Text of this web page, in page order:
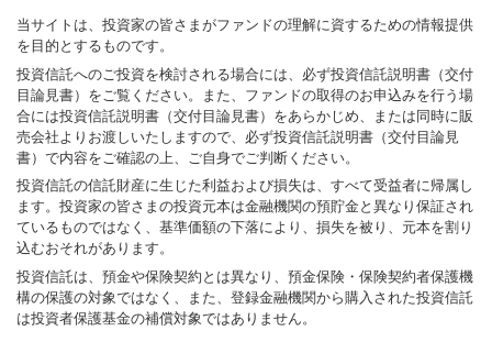
当サイトは、投資家の皆さまがファンドの理解に資するための情報提供
を目的とするものです。
投資信託へのご投資を検討される場合には、必ず投資信託説明書（交付
目論見書）をご覧ください。また、ファンドの取得のお申込みを行う場
合には投資信託説明書（交付目論見書）をあらかじめ、または同時に販
売会社よりお渡しいたしますので、必ず投資信託説明書（交付目論見
書）で内容をご確認の上、ご自身でご判断ください。
投資信託の信託財産に生じた利益および損失は、すべて受益者に帰属し
ます。投資家の皆さまの投資元本は金融機関の預貯金と異なり保証され
ているものではなく、基準価額の下落により、損失を被り、元本を割り
込むおそれがあります。
投資信託は、預金や保険契約とは異なり、預金保険・保険契約者保護機
構の保護の対象ではなく、また、登録金融機関から購入された投資信託
は投資者保護基金の補償対象ではありません。